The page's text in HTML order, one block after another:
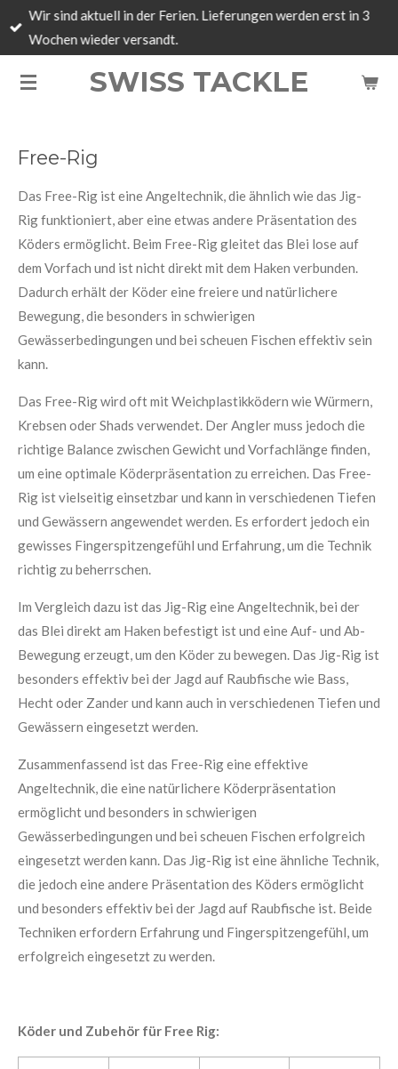
Zum
Hauptinhalt
SWISS TACKLE
Wir sind aktuell in der Ferien. Lieferungen werden erst in 3
Wochen wieder versandt.
Free-Rig
Das Free-Rig ist eine Angeltechnik, die ähnlich wie das Jig-
Rig funktioniert, aber eine etwas andere Präsentation des
Köders ermöglicht. Beim Free-Rig gleitet das Blei lose auf
dem Vorfach und ist nicht direkt mit dem Haken verbunden.
Dadurch erhält der Köder eine freiere und natürlichere
Bewegung, die besonders in schwierigen
Gewässerbedingungen und bei scheuen Fischen effektiv sein
kann.
Das Free-Rig wird oft mit Weichplastikködern wie Würmern,
Krebsen oder Shads verwendet. Der Angler muss jedoch die
richtige Balance zwischen Gewicht und Vorfachlänge finden,
um eine optimale Köderpräsentation zu erreichen. Das Free-
Rig ist vielseitig einsetzbar und kann in verschiedenen Tiefen
und Gewässern angewendet werden. Es erfordert jedoch ein
gewisses Fingerspitzengefühl und Erfahrung, um die Technik
richtig zu beherrschen.
Im Vergleich dazu ist das Jig-Rig eine Angeltechnik, bei der
das Blei direkt am Haken befestigt ist und eine Auf- und Ab-
Bewegung erzeugt, um den Köder zu bewegen. Das Jig-Rig ist
besonders effektiv bei der Jagd auf Raubfische wie Bass,
Hecht oder Zander und kann auch in verschiedenen Tiefen und
Gewässern eingesetzt werden.
Zusammenfassend ist das Free-Rig eine effektive
Angeltechnik, die eine natürlichere Köderpräsentation
ermöglicht und besonders in schwierigen
Gewässerbedingungen und bei scheuen Fischen erfolgreich
eingesetzt werden kann. Das Jig-Rig ist eine ähnliche Technik,
die jedoch eine andere Präsentation des Köders ermöglicht
und besonders effektiv bei der Jagd auf Raubfische ist. Beide
Techniken erfordern Erfahrung und Fingerspitzengefühl, um
erfolgreich eingesetzt zu werden.
Köder und Zubehör für Free Rig: